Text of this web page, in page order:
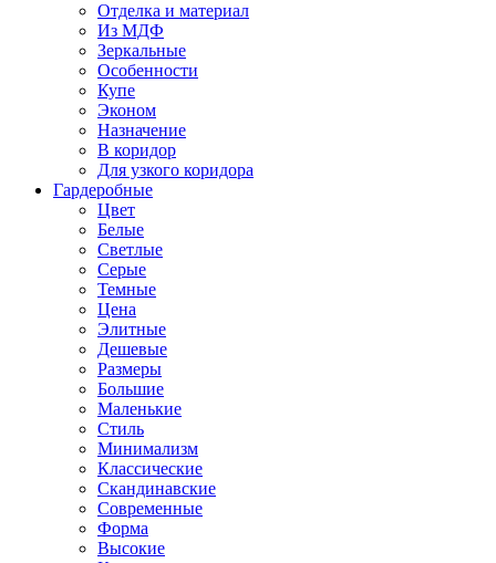
Отделка и материал
Из МДФ
Зеркальные
Особенности
Купе
Эконом
Назначение
В коридор
Для узкого коридора
Гардеробные
Цвет
Белые
Светлые
Серые
Темные
Цена
Элитные
Дешевые
Размеры
Большие
Маленькие
Стиль
Минимализм
Классические
Скандинавские
Современные
Форма
Высокие